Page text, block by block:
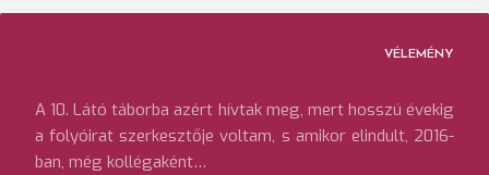
VÉLEMÉNY
A 10. Látó táborba azért hívtak meg, mert hosszú évekig
a folyóirat szerkesztője voltam, s amikor elindult, 2016-
ban, még kollégaként…